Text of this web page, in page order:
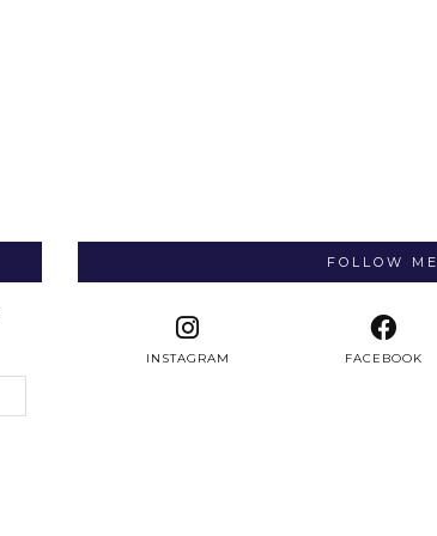
FOLLOW ME
INSTAGRAM FACEBOOK